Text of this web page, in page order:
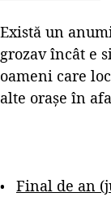
Există un
grozav încât e
oameni care
alte orașe în
Final de an